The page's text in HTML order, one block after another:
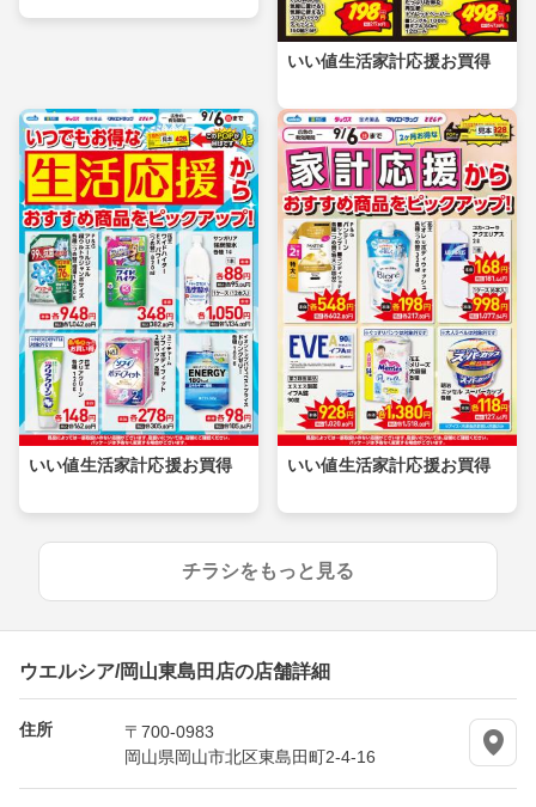
いい値生活家計応援お買得
いい値生活家計応援お買得 いい値生活家計応援お買得
チラシをもっと見る
ウエルシア/岡山東島田店の店舗詳細
住所
〒700-0983
岡山県岡山市北区東島田町2-4-16